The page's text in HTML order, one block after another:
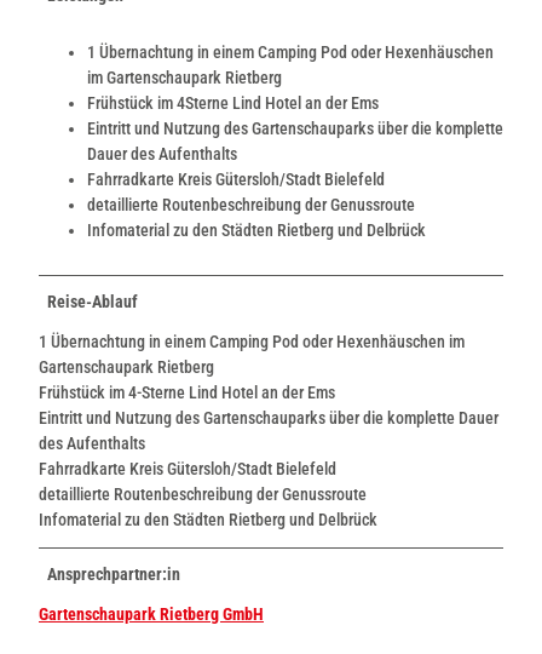
1 Übernachtung in einem Camping Pod oder Hexenhäuschen
im Gartenschaupark Rietberg
Frühstück im 4Sterne Lind Hotel an der Ems
Eintritt und Nutzung des Gartenschauparks über die komplette
Dauer des Aufenthalts
Fahrradkarte Kreis Gütersloh/Stadt Bielefeld
detaillierte Routenbeschreibung der Genussroute
Infomaterial zu den Städten Rietberg und Delbrück
Reise-Ablauf
1 Übernachtung in einem Camping Pod oder Hexenhäuschen im
Gartenschaupark Rietberg
Frühstück im 4-Sterne Lind Hotel an der Ems
Eintritt und Nutzung des Gartenschauparks über die komplette Dauer
des Aufenthalts
Fahrradkarte Kreis Gütersloh/Stadt Bielefeld
detaillierte Routenbeschreibung der Genussroute
Infomaterial zu den Städten Rietberg und Delbrück
Ansprechpartner:in
Gartenschaupark Rietberg GmbH